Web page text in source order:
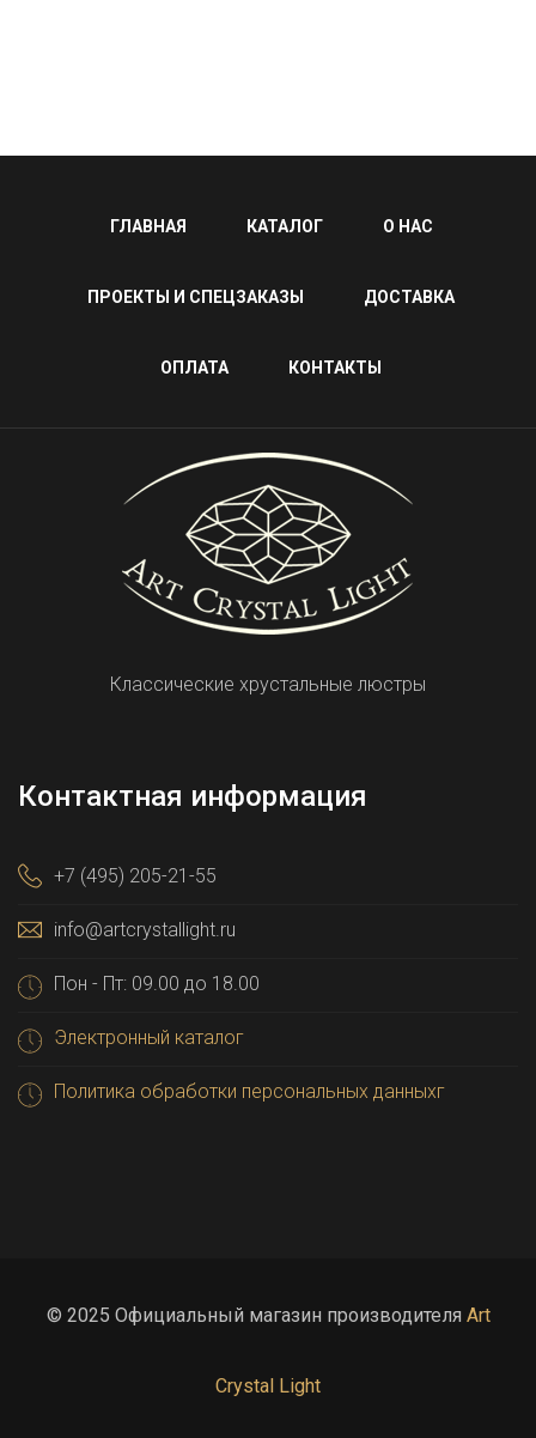
ГЛАВНАЯ КАТАЛОГ О НАС
ПРОЕКТЫ И СПЕЦЗАКАЗЫ ДОСТАВКА
ОПЛАТА КОНТАКТЫ
Классические хрустальные люстры
Контактная информация
+7 (495) 205-21-55
info@artcrystallight.ru
Пон - Пт: 09.00 до 18.00
Электронный каталог
Политика обработки персональных данныхг
© 2025 Официальный магазин производителя Art
Crystal Light